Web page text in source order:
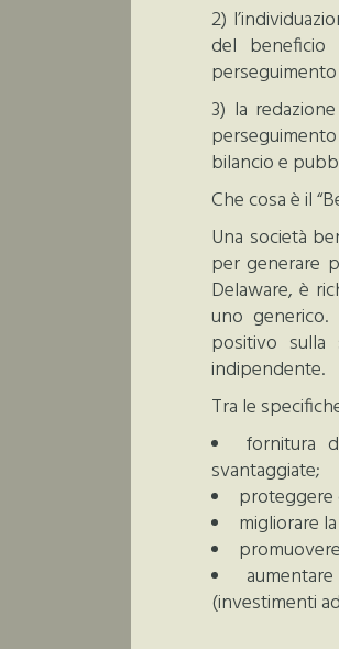
2)
del beneficio
3) la
bilancio e
Che cosa è il
Una società
per generare
Delaware, è
uno
positivo sulla
indipendente.
Tra le
fornitura
svantaggiate;
proteggere
migliorare
(investimenti